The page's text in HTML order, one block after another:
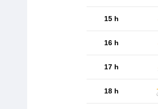
15 h
16 h
17 h
18 h